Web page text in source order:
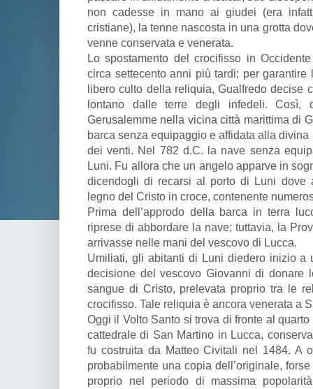
non cadesse in mano ai giudei (era
cristiane), la tenne nascosta in una grotta
venne conservata e venerata.
Lo spostamento del crocifisso in
circa settecento anni più tardi; per
libero culto della reliquia, Gualfredo decise
lontano dalle terre degli infedeli. Così,
Gerusalemme nella vicina città marittima di
barca senza equipaggio e affidata alla
dei venti. Nel 782 d.C. la nave senza
Luni. Fu allora che un angelo apparve in
dicendogli di recarsi al porto di Luni dove
legno del Cristo in croce, contenente
Prima dell’approdo della barca in terra
riprese di abbordare la nave; tuttavia, la
arrivasse nelle mani del vescovo di Lucca.
Umiliati, gli abitanti di Luni diedero inizio a
decisione del vescovo Giovanni di donare
sangue di Cristo, prelevata proprio tra le
crocifisso. Tale reliquia è ancora venerata a
Oggi il Volto Santo si trova di fronte al
cattedrale di San Martino in Lucca,
fu costruita da Matteo Civitali nel 1484. A
probabilmente una copia dell’originale,
proprio nel periodo di massima